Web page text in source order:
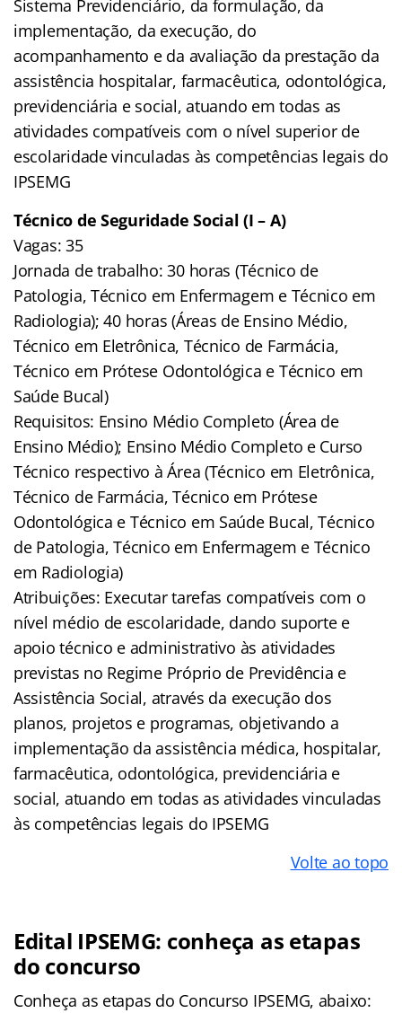
Sistema Previdenciário, da formulação, da
implementação, da execução, do
acompanhamento e da avaliação da prestação da
assistência hospitalar, farmacêutica, odontológica,
previdenciária e social, atuando em todas as
atividades compatíveis com o nível superior de
escolaridade vinculadas às competências legais do
IPSEMG
Técnico de Seguridade Social (I – A)
Vagas: 35
Jornada de trabalho: 30 horas (Técnico de
Patologia, Técnico em Enfermagem e Técnico em
Radiologia); 40 horas (Áreas de Ensino Médio,
Técnico em Eletrônica, Técnico de Farmácia,
Técnico em Prótese Odontológica e Técnico em
Saúde Bucal)
Requisitos: Ensino Médio Completo (Área de
Ensino Médio); Ensino Médio Completo e Curso
Técnico respectivo à Área (Técnico em Eletrônica,
Técnico de Farmácia, Técnico em Prótese
Odontológica e Técnico em Saúde Bucal, Técnico
de Patologia, Técnico em Enfermagem e Técnico
em Radiologia)
Atribuições: Executar tarefas compatíveis com o
nível médio de escolaridade, dando suporte e
apoio técnico e administrativo às atividades
previstas no Regime Próprio de Previdência e
Assistência Social, através da execução dos
planos, projetos e programas, objetivando a
implementação da assistência médica, hospitalar,
farmacêutica, odontológica, previdenciária e
social, atuando em todas as atividades vinculadas
às competências legais do IPSEMG
Volte ao topo
Edital IPSEMG: conheça as etapas
do concurso
Conheça as etapas do Concurso IPSEMG, abaixo: